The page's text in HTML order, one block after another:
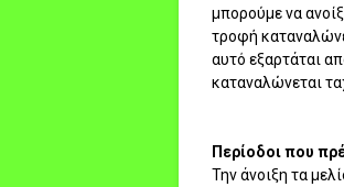
μπορούμε να
τροφή
αυτό εξαρτάται
καταναλώνεται
Περίοδοι που
Την άνοιξη τα